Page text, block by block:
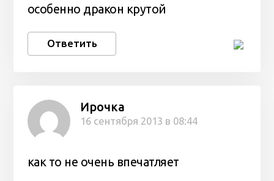
особенно дракон крутой
Ответить
Ирочка
16 сентября 2013 в 08:44
как то не очень впечатляет